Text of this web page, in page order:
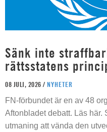
Sänk inte
rättsstatens
08 JULI, 2026 / NYHETER
FN-förbundet är en av 48
Aftonbladet debatt. Läs här.
utmaning att vända den